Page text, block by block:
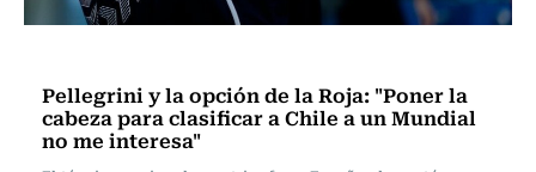
Pellegrini y la opción de la Roja: "Poner la
cabeza para clasificar a Chile a un Mundial
no me interesa"